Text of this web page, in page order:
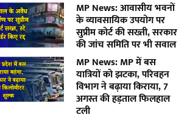
MP News: आवासीय भवनों
के व्यावसायिक उपयोग पर
सुप्रीम कोर्ट की सख्ती, सरकार
की जांच समिति पर भी सवाल
MP News: MP में बस
यात्रियों को झटका, परिवहन
विभाग ने बढ़ाया किराया, 7
अगस्त की हड़ताल फिलहाल
टली